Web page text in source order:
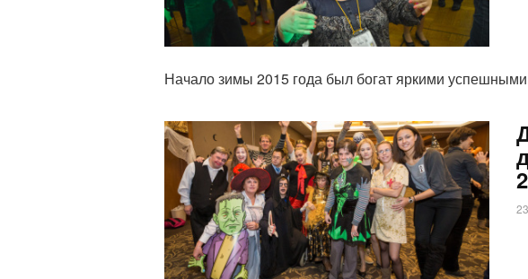
Начало зимы 2015 года был богат яркими
Статья